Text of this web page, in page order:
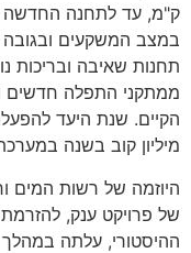
ק"מ, עד לתחנה החדשה
במצב המשקעים
תחנות שאיבה ובריכות
ממתקני התפלה חדשים
הקיים. שנת היעד
מיליון קוב בשנה
היוזמה של רשות המים
של פרויקט ענק, להזרמת
ההיסטורי, עלתה במהלך